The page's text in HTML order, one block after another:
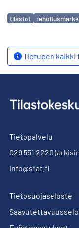
Avainsanat
tilastot
Tietueen kaikki
Tietopalvelu
029 551 2220
info@stat.fi
Tietosuojaseloste